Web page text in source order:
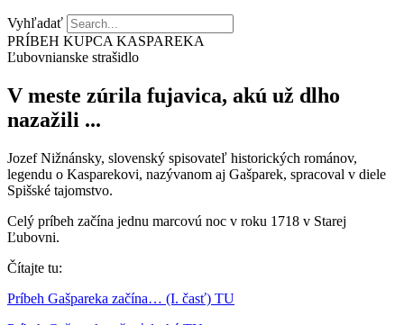
Vyhľadať
PRÍBEH KUPCA KASPAREKA
Ľubovnianske strašidlo
V meste zúrila fujavica, akú už dlho
nazažili ...
Jozef Nižnánsky, slovenský spisovateľ historických románov,
legendu o Kasparekovi, nazývanom aj Gašparek, spracoval v diele
Spišské tajomstvo.
Celý príbeh začína jednu marcovú noc v roku 1718 v Starej
Ľubovni.
Čítajte tu:
Príbeh Gašpareka začína… (I. časť) TU